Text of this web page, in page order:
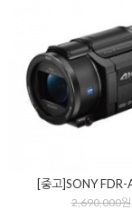
[중고]SONY FDR-
2,690,000원